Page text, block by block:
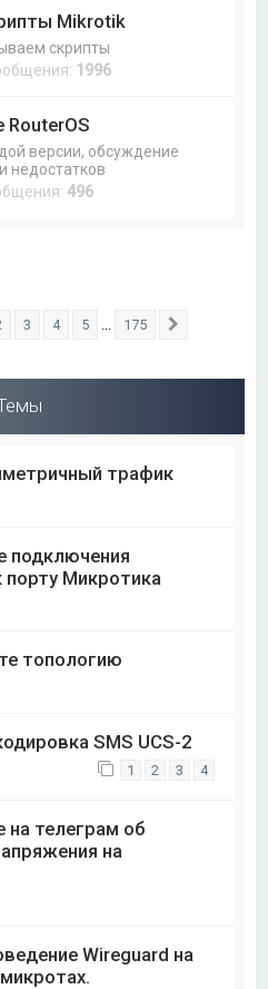
Mikrotik
скрипты
1996
версии, обсуждение
недостатков
496
из 175
3 4 5 175
трафик
подключения
порту Микротика
топологию
SMS UCS-2
1 2 3 4
на телеграм об
на
Wireguard на